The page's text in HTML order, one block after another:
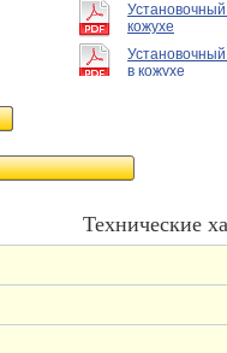
кожухе
в кожухе
Технические